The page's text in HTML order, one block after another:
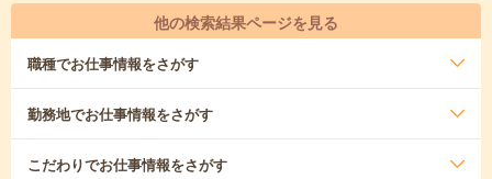
他の検索結果ページを見る
職種でお仕事情報をさがす
勤務地でお仕事情報をさがす
こだわりでお仕事情報をさがす